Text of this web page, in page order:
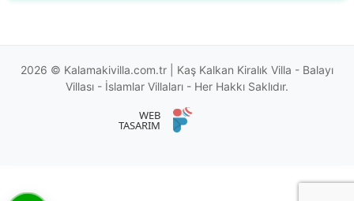
2026 © Kalamakivilla.com.tr | Kaş Kalkan Kiralık Villa - Balayı
Villası - İslamlar Villaları - Her Hakkı Saklıdır.